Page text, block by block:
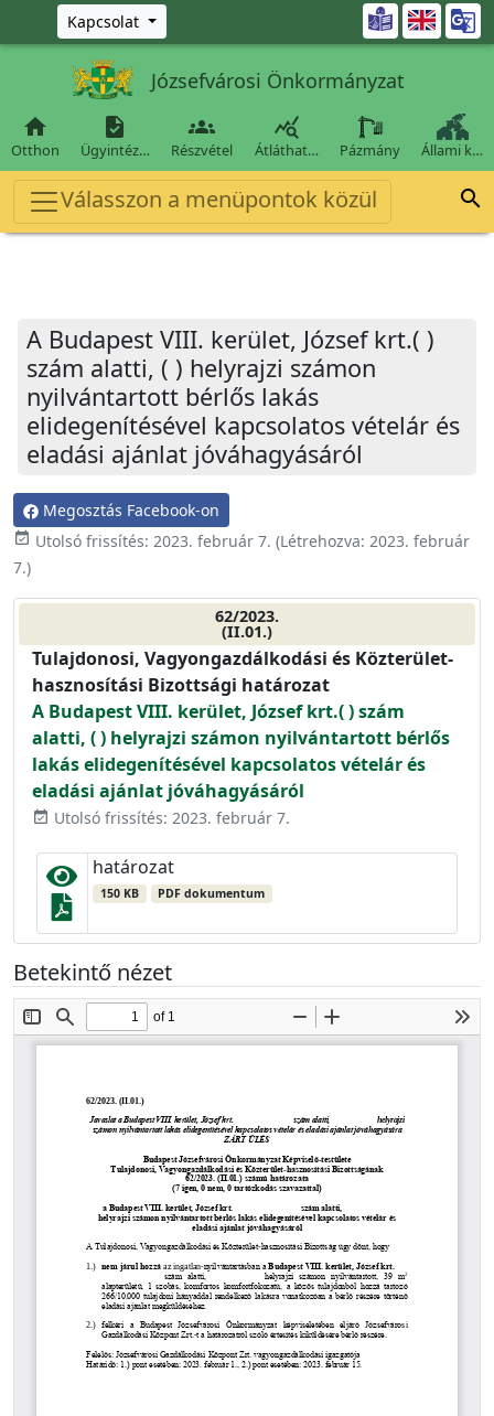
Ugrás a fő tartalomra
Kapcsolat 
Józsefvárosi Önkormányzat

Otthon

Ügyintéz…

Részvétel

Átláthat… Pázmány Állami k…
Válasszon a menüpontok közül 
A Budapest VIII. kerület, József krt.( )
szám alatti, ( ) helyrajzi számon
nyilvántartott bérlős lakás
elidegenítésével kapcsolatos vételár és
eladási ajánlat jóváhagyásáról
Megosztás Facebook-on
event_available Utolsó frissítés: 2023. február 7. (Létrehozva: 2023. február
7.)
62/2023.
(II.01.)
Tulajdonosi, Vagyongazdálkodási és Közterület-
hasznosítási Bizottsági határozat
A Budapest VIII. kerület, József krt.( ) szám
alatti, ( ) helyrajzi számon nyilvántartott bérlős
lakás elidegenítésével kapcsolatos vételár és
eladási ajánlat jóváhagyásáról
event_available Utolsó frissítés: 2023. február 7.
határozat
150 KB PDF dokumentum
Betekintő nézet